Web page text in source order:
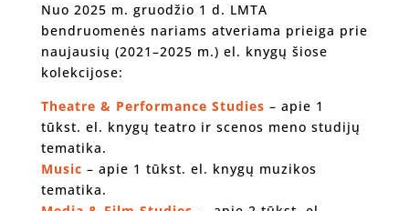
Nuo 2025 m. gruodžio 1 d. LMTA
bendruomenės nariams atveriama prieiga prie
naujausių (2021–2025 m.) el. knygų šiose
kolekcijose:
Theatre & Performance Studies – apie 1
tūkst. el. knygų teatro ir scenos meno studijų
tematika.
Music – apie 1 tūkst. el. knygų muzikos
tematika.